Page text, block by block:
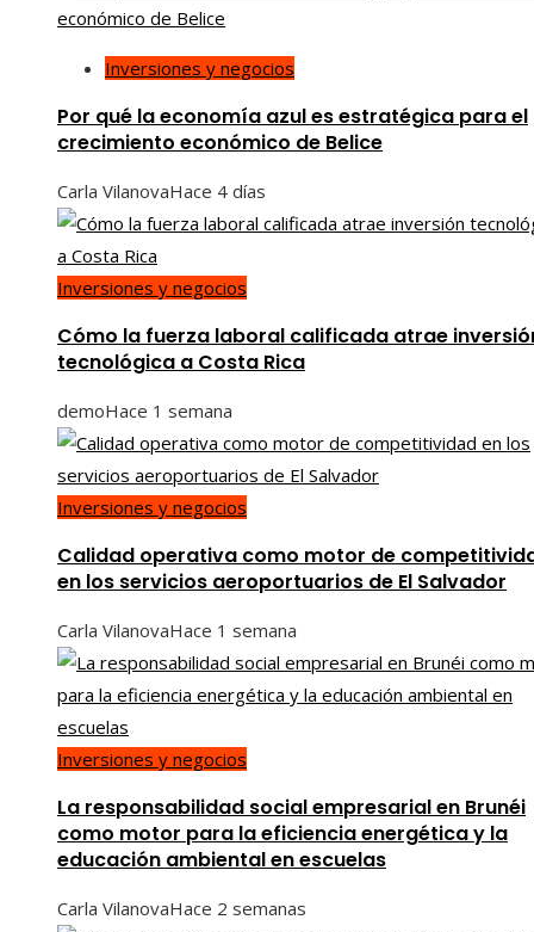
Inversiones y negocios
Por qué la economía azul es estratégica para el
crecimiento económico de Belice
Carla VilanovaHace 4 días
Inversiones y negocios
Cómo la fuerza laboral calificada atrae
tecnológica a Costa Rica
demoHace 1 semana
Inversiones y negocios
Calidad operativa como motor de
en los servicios aeroportuarios de El Salvador
Carla VilanovaHace 1 semana
Inversiones y negocios
La responsabilidad social empresarial en Brunéi
como motor para la eficiencia energética y la
educación ambiental en escuelas
Carla VilanovaHace 2 semanas